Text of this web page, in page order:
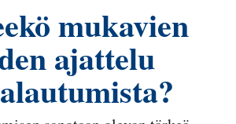
mukavien
ajattelu